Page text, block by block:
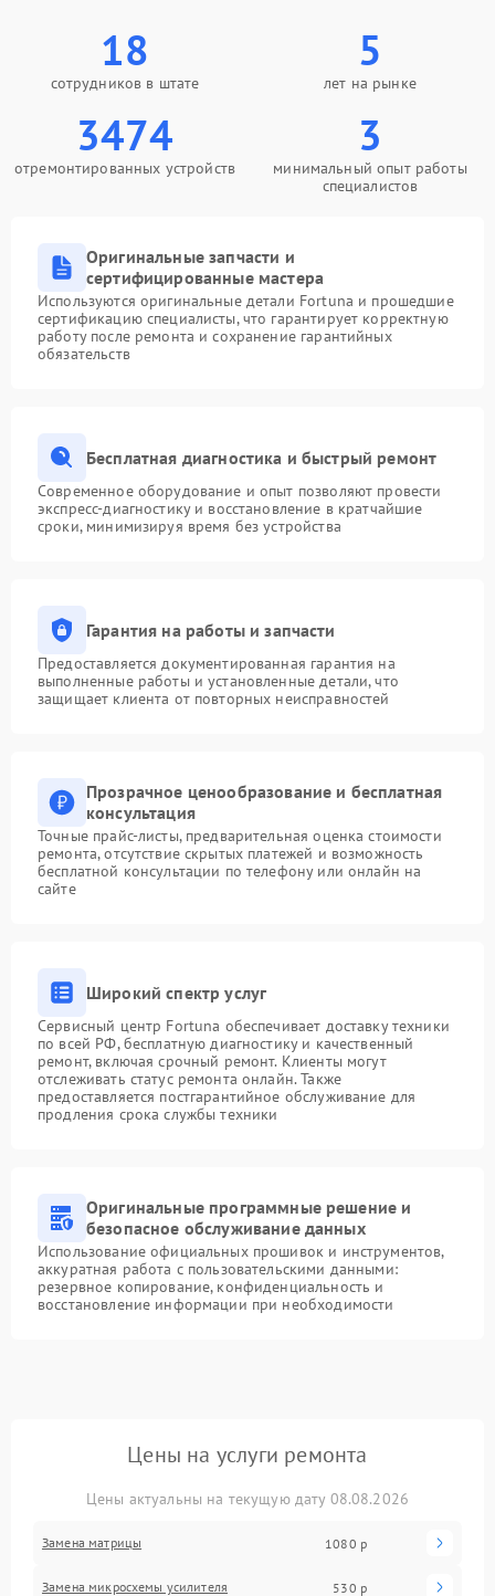
18
сотрудников в штате
5
лет на рынке
3474
отремонтированных устройств
3
минимальный опыт работы
специалистов
Оригинальные запчасти и
сертифицированные мастера
Используются оригинальные детали Fortuna и прошедшие
сертификацию специалисты, что гарантирует корректную
работу после ремонта и сохранение гарантийных
обязательств
Бесплатная диагностика и быстрый ремонт
Современное оборудование и опыт позволяют провести
экспресс-диагностику и восстановление в кратчайшие
сроки, минимизируя время без устройства
Гарантия на работы и запчасти
Предоставляется документированная гарантия на
выполненные работы и установленные детали, что
защищает клиента от повторных неисправностей
Прозрачное ценообразование и бесплатная
консультация
Точные прайс-листы, предварительная оценка стоимости
ремонта, отсутствие скрытых платежей и возможность
бесплатной консультации по телефону или онлайн на
сайте
Широкий спектр услуг
Сервисный центр Fortuna обеспечивает доставку техники
по всей РФ, бесплатную диагностику и качественный
ремонт, включая срочный ремонт. Клиенты могут
отслеживать статус ремонта онлайн. Также
предоставляется постгарантийное обслуживание для
продления срока службы техники
Оригинальные программные решение и
безопасное обслуживание данных
Использование официальных прошивок и инструментов,
аккуратная работа с пользовательскими данными:
резервное копирование, конфиденциальность и
восстановление информации при необходимости
Цены на услуги ремонта
Цены актуальны на текущую дату 08.08.2026
Замена матрицы 1080 р
Замена микросхемы усилителя 530 р